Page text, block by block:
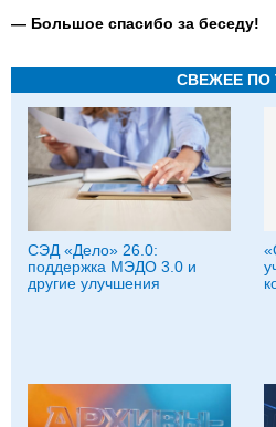
— Большое спасибо за беседу!
СВЕЖЕЕ ПО
СЭД «Дело» 26.0:
поддержка МЭДО 3.0 и
другие улучшения